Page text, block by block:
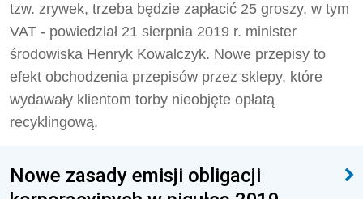
tzw. zrywek, trzeba będzie zapłacić 25 groszy, w tym
VAT - powiedział 21 sierpnia 2019 r. minister
środowiska Henryk Kowalczyk. Nowe przepisy to
efekt obchodzenia przepisów przez sklepy, które
wydawały klientom torby nieobjęte opłatą
recyklingową.
Nowe zasady emisji obligacji